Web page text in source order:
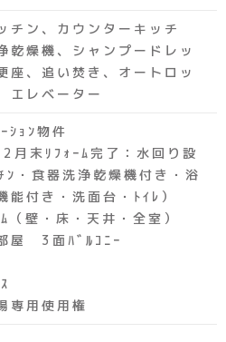
チン、カウンターキッチ
乾燥機、シャンプードレッ
座、追い焚き、オートロッ
エレベーター
ｼｮﾝ物件
末ﾘﾌｫｰﾑ完了：水回り設
ﾝ・食器洗浄乾燥機付き・浴
能付き・洗面台・ﾄｲﾚ）
壁・床・天井・全室）
屋 3面ﾊﾞﾙｺﾆｰ
専用使用権